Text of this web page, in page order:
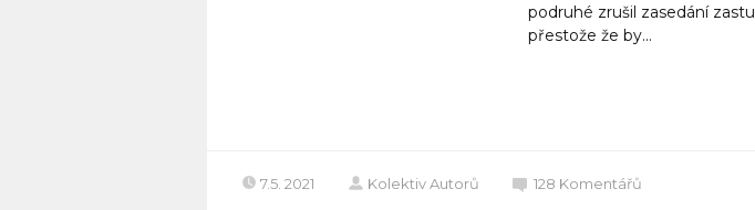
podruhé zrušil zasedání
přestože že by...
7.5. 2021 Kolektiv Autorů 128 Komentářů